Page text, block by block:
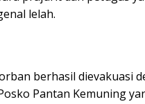
lelah.
berhasil dievakuasi
Pantan Kemuning